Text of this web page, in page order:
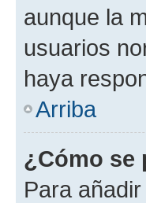
aunque la
usuarios
haya
Arriba
¿Cómo se
Para